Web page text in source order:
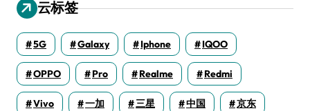
云标签
5G Galaxy Iphone IQOO
OPPO Pro Realme Redmi
Vivo 一加 三星 中国 京东